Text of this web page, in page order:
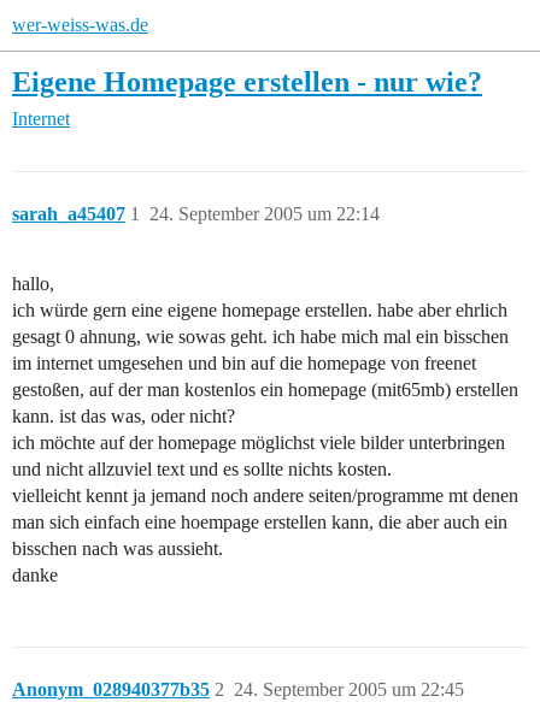
wer-weiss-was.de
Eigene Homepage erstellen - nur wie?
Internet
sarah_a45407 24. September 2005 um 22:14
1
hallo,
ich würde gern eine eigene homepage erstellen. habe aber ehrlich
gesagt 0 ahnung, wie sowas geht. ich habe mich mal ein bisschen
im internet umgesehen und bin auf die homepage von freenet
gestoßen, auf der man kostenlos ein homepage (mit65mb) erstellen
kann. ist das was, oder nicht?
ich möchte auf der homepage möglichst viele bilder unterbringen
und nicht allzuviel text und es sollte nichts kosten.
vielleicht kennt ja jemand noch andere seiten/programme mt denen
man sich einfach eine hoempage erstellen kann, die aber auch ein
bisschen nach was aussieht.
danke
Anonym_028940377b35 24. September 2005 um 22:45
2